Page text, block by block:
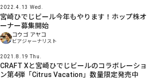
2022.4.13 Wed.
宮崎ひでじビール今年もやります！ホップ株オ
ーナー募集開始
コウゴ アヤコ
ビアジャーナリスト
2021.8.19 Thu.
CRAFT Xと宮崎ひでじビールのコラボレーショ
ン第4弾「Citrus Vacation」数量限定発売中